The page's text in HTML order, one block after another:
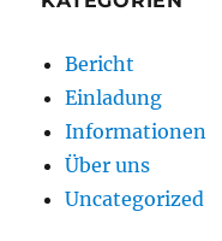
Bericht
Einladung
Informationen
Über uns
Uncategorized